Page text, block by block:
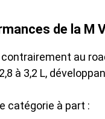
de la M
contrairement au
à 3,2 L,
catégorie à part :